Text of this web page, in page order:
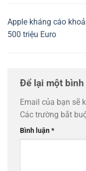
Apple kháng cáo
500 triệu Euro
Để lại một bình
Email của bạn sẽ
Các trường bắt
Bình luận*